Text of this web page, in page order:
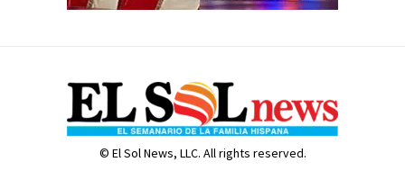
© El Sol News, LLC. All rights reserved.